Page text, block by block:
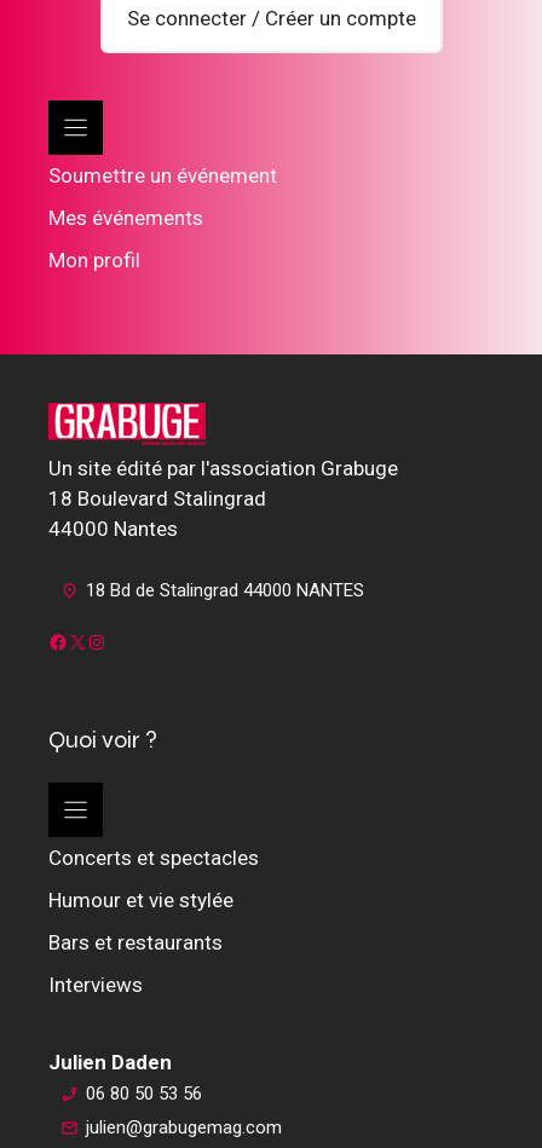
Se connecter / Créer un compte
Soumettre un événement
Mes événements
Mon profil
Un site édité par l'association Grabuge
18 Boulevard Stalingrad
44000 Nantes
18 Bd de Stalingrad 44000 NANTES
Facebook
X Instagram
Quoi voir ?
Concerts et spectacles
Humour et vie stylée
Bars et restaurants
Interviews
Julien Daden
06 80 50 53 56
julien@grabugemag.com